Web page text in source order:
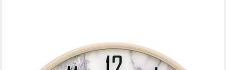
Funkwanduhr (Quarzuhr, Wanduhr, Wohnzimmer, Esszimmer,